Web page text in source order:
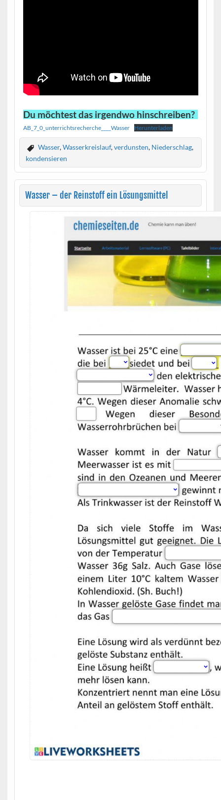
Du möchtest das irgendwo hinschreiben?
AB_7_0_unterrichtsrecherche____Wasser Herunterladen
Wasser,Wasserkreislauf,verdunsten, Niederschlag,
kondensieren
Wasser – der Reinstoff ein Lösungsmittel